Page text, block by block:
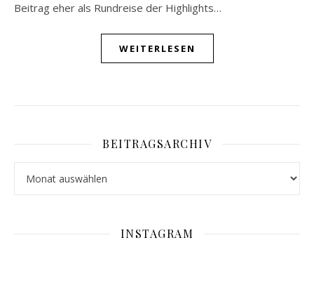
Beitrag eher als Rundreise der Highlights…
WEITERLESEN
BEITRAGSARCHIV
INSTAGRAM